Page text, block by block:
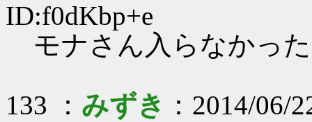
ID:f0dKbp+e
モナさん入らなかっ
133 ： みずき ：2014/06/